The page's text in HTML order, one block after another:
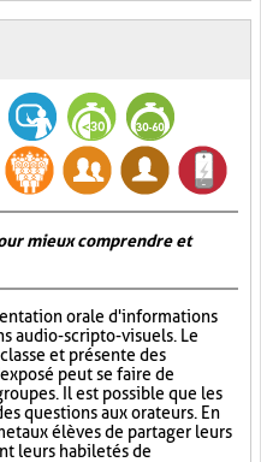
mieux comprendre et
orale d'informations
audio-scripto-visuels. Le
et présente des
peut se faire de
Il est possible que les
questions aux orateurs. En
aux élèves de partager leurs
leurs habiletés de